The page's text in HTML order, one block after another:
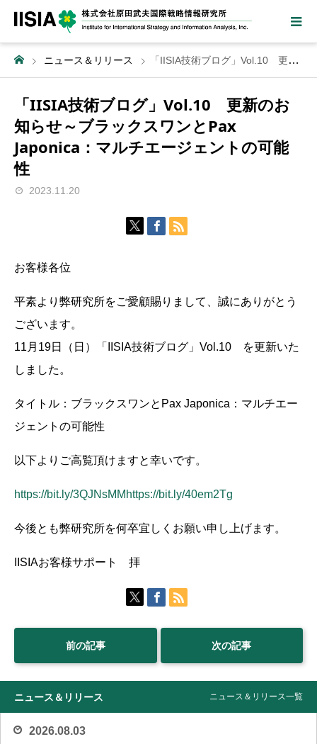
ニュース＆リリース 「IISIA技術ブログ」Vol.10 更新のお知らせ～ブラックスワンとPax Japonica：マルチエージェントの可能性
「IISIA技術ブログ」Vol.10 更新のお
知らせ～ブラックスワンとPax
Japonica：マルチエージェントの可能
性
2023.11.20
お客様各位
平素より弊研究所をご愛顧賜りまして、誠にありがとう
ございます。
11月19日（日）「IISIA技術ブログ」Vol.10 を更新いた
しました。
タイトル：ブラックスワンとPax Japonica：マルチエー
ジェントの可能性
以下よりご高覧頂けますと幸いです。
https://bit.ly/3QJNsMMhttps://bit.ly/40em2Tg
今後とも弊研究所を何卒宜しくお願い申し上げます。
IISIAお客様サポート 拝
前の記事 次の記事
ニュース＆リリース ニュース＆リリース一覧
2026.08.03